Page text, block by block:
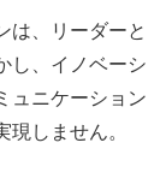
は、リーダーと
し、イノベーシ
ュニケーション
しません。